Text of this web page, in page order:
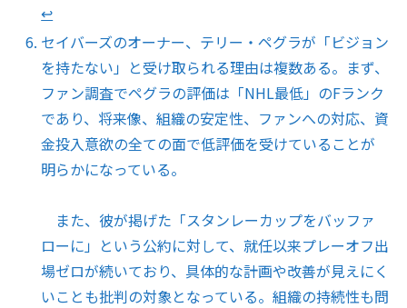
↩︎
セイバーズのオーナー、テリー・ペグラが「ビジョン
を持たない」と受け取られる理由は複数ある。まず、
ファン調査でペグラの評価は「NHL最低」のFランク
であり、将来像、組織の安定性、ファンへの対応、資
金投入意欲の全ての面で低評価を受けていることが
明らかになっている。
また、彼が掲げた「スタンレーカップをバッファ
ローに」という公約に対して、就任以来プレーオフ出
場ゼロが続いており、具体的な計画や改善が見えにく
いことも批判の対象となっている。組織の持続性も問